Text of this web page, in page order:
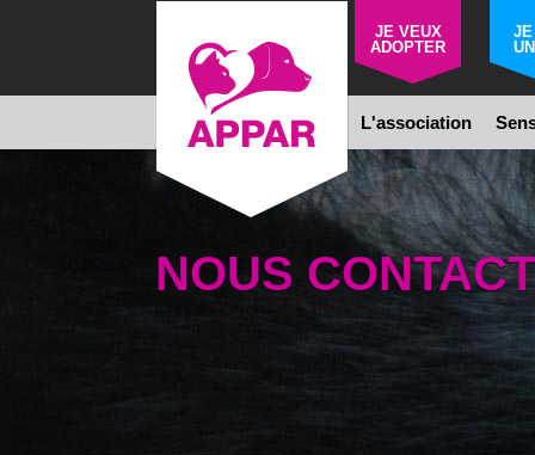
JE VEUX
ADOPTER
JE
L'association
NOUS